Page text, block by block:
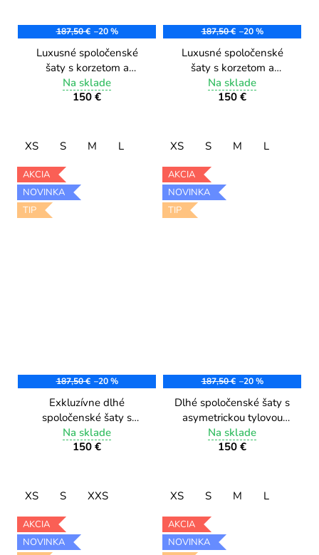
187,50 € –20 %
Luxusné spoločenské
šaty s korzetom a
korálkami PA2501/2
navy
Na sklade
150 €
XS S M L
187,50 € –20 %
Luxusné spoločenské
šaty s korzetom a
korálkami PA2501/1
red
Na sklade
150 €
XS S M L
AKCIA
NOVINKA
TIP
187,50 € –20 %
Exkluzívne dlhé
spoločenské šaty s
asymetrickou tylovou
sukňou DF002/1 navy
Na sklade
150 €
XS S XXS
AKCIA
NOVINKA
TIP
187,50 € –20 %
Dlhé spoločenské šaty s
asymetrickou tylovou
sukňou 9581/3 blue
royal
Na sklade
150 €
XS S M L
AKCIA
NOVINKA
AKCIA
NOVINKA